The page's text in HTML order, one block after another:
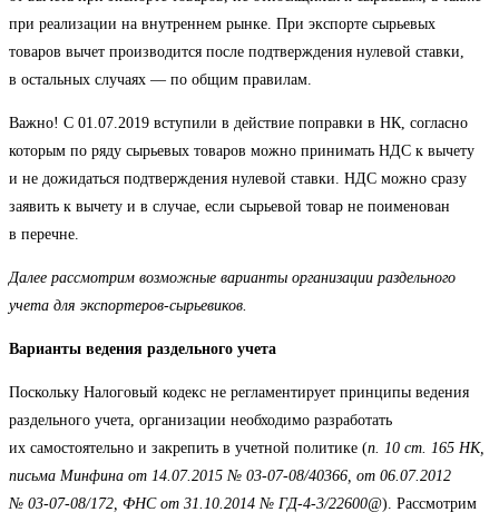
при реализации на внутреннем рынке. При экспорте сырьевых
товаров вычет производится после подтверждения нулевой ставки,
в остальных случаях — по общим правилам.
Важно! С 01.07.2019 вступили в действие поправки в НК, согласно
которым по ряду сырьевых товаров можно принимать НДС к вычету
и не дожидаться подтверждения нулевой ставки. НДС можно сразу
заявить к вычету и в случае, если сырьевой товар не поименован
в перечне.
Далее рассмотрим возможные варианты организации раздельного
учета для экспортеров-сырьевиков.
Варианты ведения раздельного учета
Поскольку Налоговый кодекс не регламентирует принципы ведения
раздельного учета, организации необходимо разработать
их самостоятельно и закрепить в учетной политике (п. 10 ст. 165 НК,
письма Минфина от 14.07.2015 № 03-07-08/40366, от 06.07.2012
№ 03-07-08/172, ФНС от 31.10.2014 № ГД-4-3/22600@). Рассмотрим